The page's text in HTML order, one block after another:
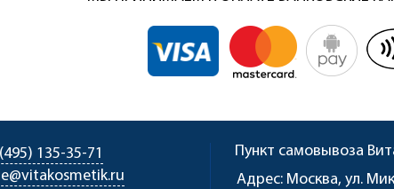
135-35-71
Пункт самовывоза
Адрес: Москва, ул.